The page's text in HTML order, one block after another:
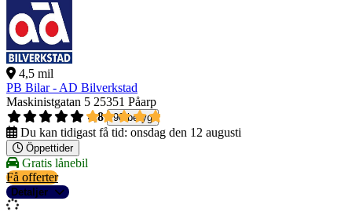
4,5 mil
PB Bilar - AD Bilverkstad
Maskinistgatan 5 25351 Påarp
4,8
90 betyg
Du kan tidigast få tid: onsdag den 12 augusti
Öppettider
Gratis lånebil
Få offerter
Detaljer